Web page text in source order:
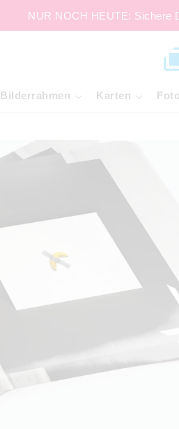
NUR NOCH HEUTE: Sichere
Bilderrahmen Karten